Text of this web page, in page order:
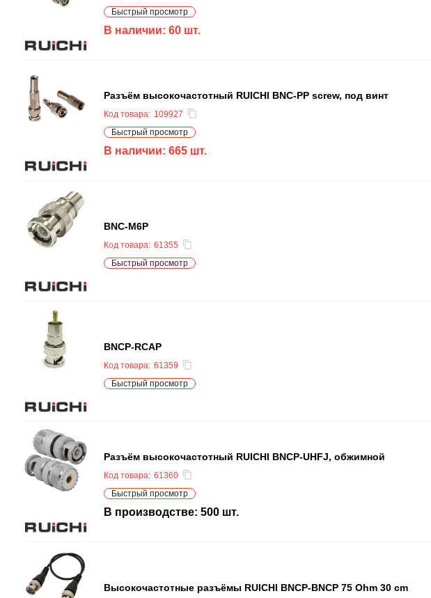
Быстрый просмотр
В наличии: 60 шт.
Разъём высокочастотный RUICHI BNC-PP screw, под винт
Код товара: 109927
Быстрый просмотр
В наличии: 665 шт.
BNC-M6P
Код товара: 61355
Быстрый просмотр
BNCP-RCAP
Код товара: 61359
Быстрый просмотр
Разъём высокочастотный RUICHI BNCP-UHFJ, обжимной
Код товара: 61360
Быстрый просмотр
В производстве: 500 шт.
Высокочастотные разъёмы RUICHI BNCP-BNCP 75 Ohm 30 cm